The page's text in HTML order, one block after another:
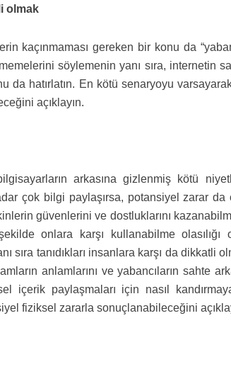
olmak
kaçınmaması gereken bir konu da
söylemenin yanı sıra, internetin
da hatırlatın. En kötü senaryoyu
açıklayın.
arkasına gizlenmiş kötü
çok bilgi paylaşırsa, potansiyel zarar
güvenlerini ve dostluklarını
onlara karşı kullanabilme olasılığı
sıra tanıdıkları insanlara karşı da dikkatli
anlamlarını ve yabancıların sahte
içerik paylaşmaları için nasıl
fiziksel zararla sonuçlanabileceğini